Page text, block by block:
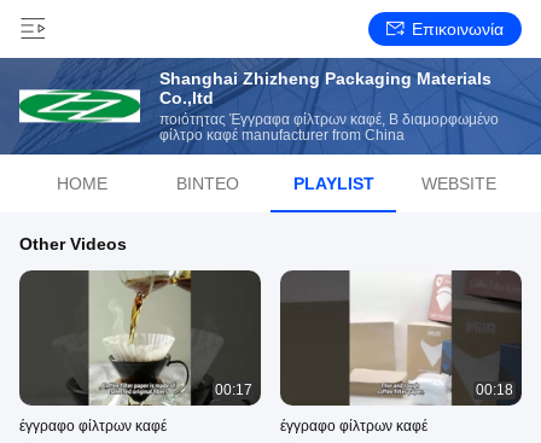
Επικοινωνία
Shanghai Zhizheng Packaging Materials
Co.,ltd
ποιότητας Έγγραφα φίλτρων καφέ, Β διαμορφωμένο
φίλτρο καφέ manufacturer from China
HOME ΒΊΝΤΕΟ PLAYLIST WEBSITE
Other Videos
00:17
έγγραφο φίλτρων καφέ
00:18
έγγραφο φίλτρων καφέ